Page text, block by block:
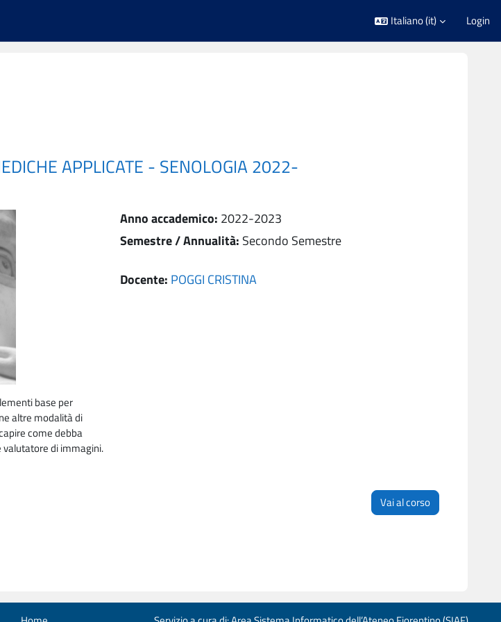
Italiano ‎(it)‎ Login
APPLICATE - SENOLOGIA 2022-
base per
altre modalità di
come debba
valutatore di immagini.
Anno accademico: 2022-2023
Semestre / Annualità: Secondo Semestre
Docente: POGGI CRISTINA
Vai al corso